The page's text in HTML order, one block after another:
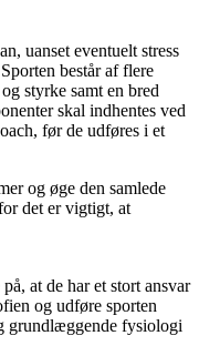
uanset eventuelt stress
består af flere
styrke samt en bred
skal indhentes ved
før de udføres i et
og øge den samlede
det er vigtigt, at
at de har et stort ansvar
og udføre sporten
grundlæggende fysiologi